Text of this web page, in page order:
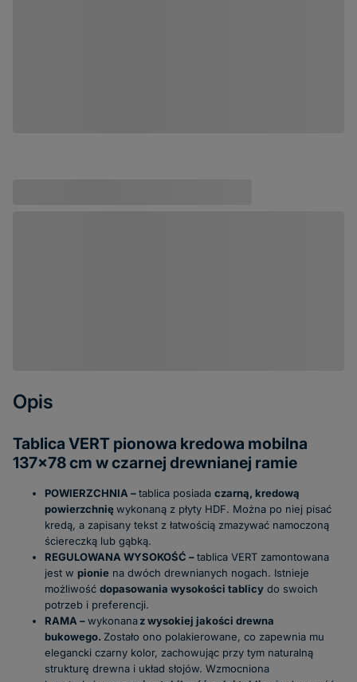
Opis
Tablica VERT pionowa kredowa mobilna
137x78 cm w czarnej drewnianej ramie
POWIERZCHNIA –tablica posiada czarną, kredową
powierzchnięwykonaną z płyty HDF. Można po niej pisać
kredą, a zapisany tekst z łatwością zmazywać namoczoną
ściereczką lub gąbką.
REGULOWANA WYSOKOŚĆ –tablica VERT zamontowana
jest w pionie na dwóch drewnianych nogach. Istnieje
możliwość dopasowania wysokości tablicy do swoich
potrzeb i preferencji.
RAMA –wykonanaz wysokiej jakości drewna
bukowego. Zostało ono polakierowane, co zapewnia mu
elegancki czarny kolor, zachowując przy tym naturalną
strukturę drewna i układ słojów. Wzmocniona